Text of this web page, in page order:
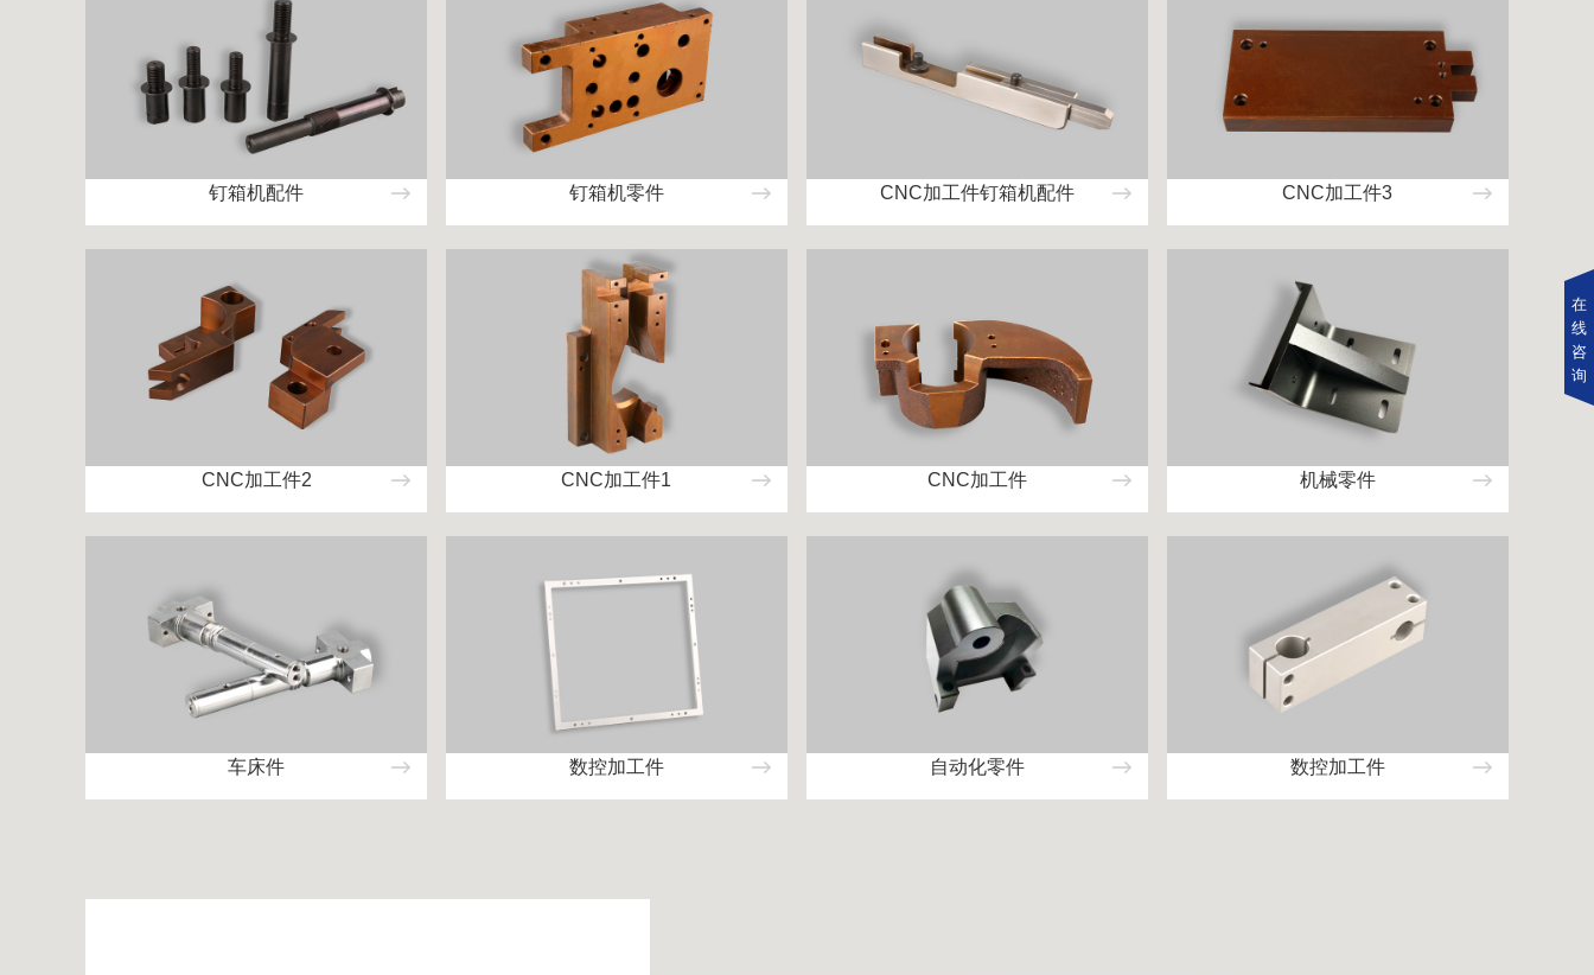
钉箱机配件 钉箱机零件 CNC加工件钉箱机配件 CNC加工件3
CNC加工件2 CNC加工件1 CNC加工件 机械零件
车床件 数控加工件 自动化零件 数控加工件
在
线
咨
询